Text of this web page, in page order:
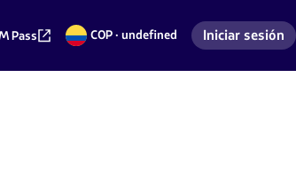
Pass COP · undefined
Pesos Ingresar a mi
Iniciar sesión